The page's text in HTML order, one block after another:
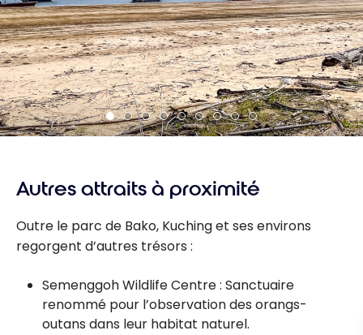
Autres attraits à proximité
Outre le parc de Bako, Kuching et ses environs
regorgent d’autres trésors :
Semenggoh Wildlife Centre : Sanctuaire
renommé pour l’observation des orangs-
outans dans leur habitat naturel.